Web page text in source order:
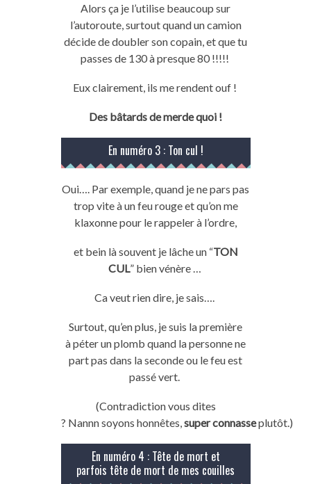
Alors ça je l’utilise beaucoup sur
l’autoroute, surtout quand un camion
décide de doubler soncopain, et que tu
passes de 130 à presque 80 !!!!!
Eux clairement, ils me rendentouf!
Des bâtards demerdequoi !
En numéro 3 : Ton cul !
Oui…. Parexemple, quand jene pars pas
trop vite à un feu rouge et qu’on me
klaxonne pour le rappeler à l’ordre,
et beinlà souvent jelâche un “TON
CUL” bien vénère …
Ca veut rien dire, jesais….
Surtout, qu’en plus, jesuis la première
àpéterun plomb quand la personne ne
part pas dans la seconde ou le feu est
passé vert.
(Contradictionvous dites
? Nannnsoyons honnêtes,superconnasseplutôt.)
En numéro 4 : Têtede mort et
parfois tête de mort de mes couilles